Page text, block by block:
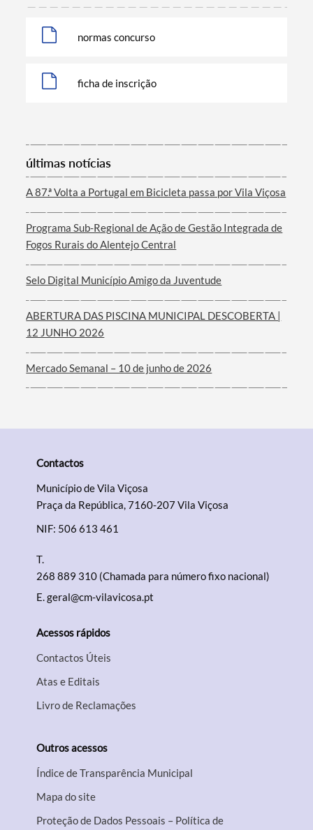
Filtros
normas concurso
ficha de inscrição
últimas notícias
A 87.ª Volta a Portugal em Bicicleta passa por Vila Viçosa
Programa Sub-Regional de Ação de Gestão Integrada de
Fogos Rurais do Alentejo Central
Selo Digital Município Amigo da Juventude
ABERTURA DAS PISCINA MUNICIPAL DESCOBERTA |
12 JUNHO 2026
Mercado Semanal – 10 de junho de 2026
Contactos
Município de Vila Viçosa
Praça da República, 7160-207 Vila Viçosa
NIF: 506 613 461
T.
268 889 310 (Chamada para número fixo nacional)
E.geral@cm-vilavicosa.pt
Acessos rápidos
Contactos Úteis
Atas e Editais
Livro de Reclamações
Outros acessos
Índice de Transparência Municipal
Mapa do site
Proteção de Dados Pessoais – Política de